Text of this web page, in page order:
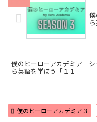
僕のヒーローアカデミア シ
ら英語を学ぼう「１１」
僕のヒーローアカデミア３